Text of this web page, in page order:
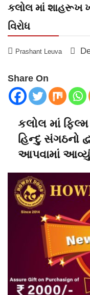
કલોલ માં શાહરૂખ
વિરોધ
Prashant Leuva
Share On
કલોલ માં
હિન્દુ સંગઠનો
આપવામાં